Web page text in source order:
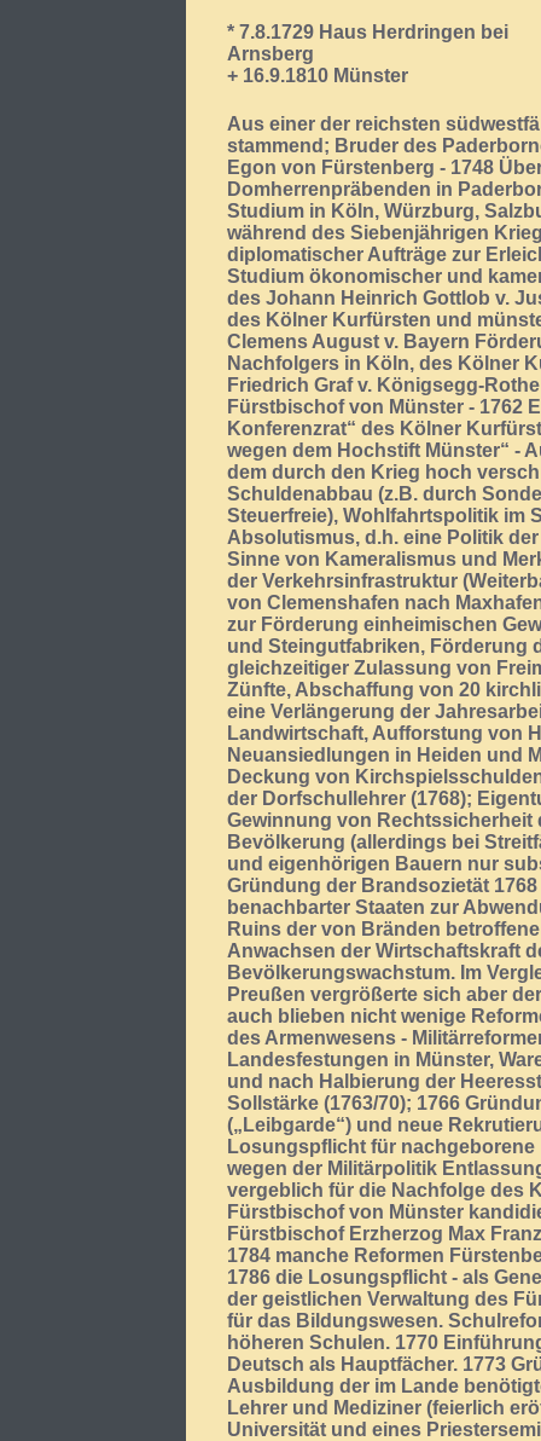
* 7.8.1729 Haus Herdringen bei
Arnsberg
+ 16.9.1810 Münster
Aus einer der reichsten
stammend; Bruder des
Egon von Fürstenberg - 1748
Domherrenpräbenden in
Studium in Köln, Würzburg,
während des Siebenjährigen
diplomatischer Aufträge zur
Studium ökonomischer und
des Johann Heinrich Gottlob v.
des Kölner Kurfürsten und
Clemens August v. Bayern
Nachfolgers in Köln, des Kölner
Friedrich Graf v. Königsegg-
Fürstbischof von Münster - 1762
Konferenzrat“ des Kölner
wegen dem Hochstift Münster“ -
dem durch den Krieg hoch
Schuldenabbau (z.B. durch
Steuerfreie), Wohlfahrtspolitik im
Absolutismus, d.h. eine Politik
Sinne von Kameralismus und
der Verkehrsinfrastruktur
von Clemenshafen nach
zur Förderung einheimischen
und Steingutfabriken, Förderung
gleichzeitiger Zulassung von
Zünfte, Abschaffung von 20
eine Verlängerung der
Landwirtschaft, Aufforstung von
Neuansiedlungen in Heiden und
Deckung von
der Dorfschullehrer (1768);
Gewinnung von Rechtssicherheit
Bevölkerung (allerdings bei
und eigenhörigen Bauern nur
Gründung der Brandsozietät
benachbarter Staaten zur
Ruins der von Bränden
Anwachsen der Wirtschaftskraft
Bevölkerungswachstum. Im
Preußen vergrößerte sich aber
auch blieben nicht wenige
des Armenwesens -
Landesfestungen in Münster,
und nach Halbierung der
Sollstärke (1763/70); 1766
(„Leibgarde“) und neue
Losungspflicht für
wegen der Militärpolitik
vergeblich für die Nachfolge des
Fürstbischof von Münster
Fürstbischof Erzherzog Max
1784 manche Reformen
1786 die Losungspflicht - als
der geistlichen Verwaltung des
für das Bildungswesen.
höheren Schulen. 1770
Deutsch als Hauptfächer. 1773
Ausbildung der im Lande
Lehrer und Mediziner (feierlich
Universität und eines